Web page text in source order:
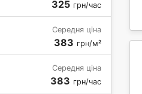
325 грн/час
Середня ціна
383 грн/м²
Середня ціна
383 грн/час